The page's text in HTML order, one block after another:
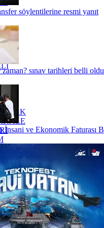
söylentilerine resmi yanıt
sınav tarihleri belli oldu
İnsani ve Ekonomik Faturası